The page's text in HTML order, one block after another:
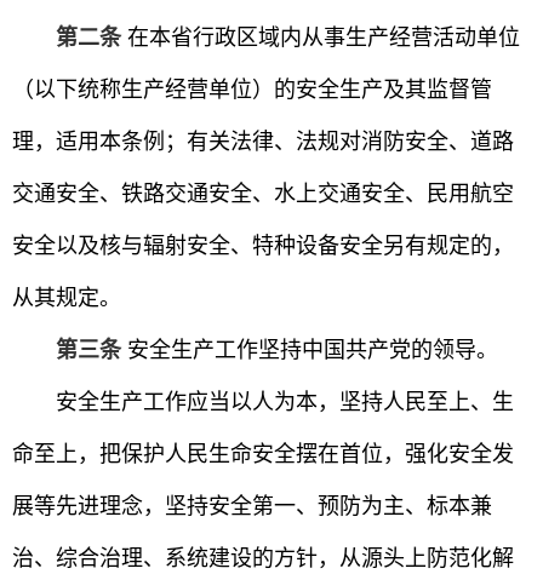
第二条 在本省行政区域内从事生产经营活动单位
（以下统称生产经营单位）的安全生产及其监督管
理，适用本条例；有关法律、法规对消防安全、道路
交通安全、铁路交通安全、水上交通安全、民用航空
安全以及核与辐射安全、特种设备安全另有规定的，
从其规定。
第三条 安全生产工作坚持中国共产党的领导。
安全生产工作应当以人为本，坚持人民至上、生
命至上，把保护人民生命安全摆在首位，强化安全发
展等先进理念，坚持安全第一、预防为主、标本兼
治、综合治理、系统建设的方针，从源头上防范化解